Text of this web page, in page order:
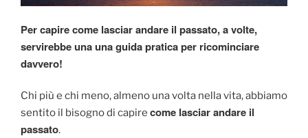
Per capire come lasciar andare il passato, a volte,
servirebbe una una guida pratica per ricominciare
davvero!
Chi più e chi meno, almeno una volta nella vita, abbiamo
sentito il bisogno di capire come lasciar andare il
passato.